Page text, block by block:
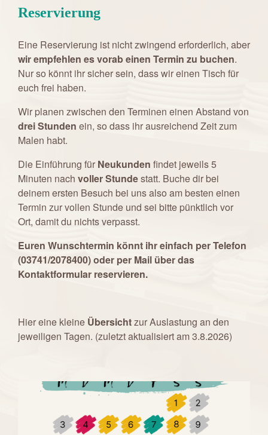
Reservierung
Eine Reservierung ist nicht zwingend erforderlich, aber
wir empfehlen es vorab einen Termin zu buchen.
Nur so könnt ihr sicher sein, dass wir einen Tisch für
euch frei haben.
Wir planen zwischen den Terminen einen Abstand von
drei Stunden ein, so dass ihr ausreichend Zeit zum
Malen habt.
Die Einführung für Neukunden findet jeweils 5
Minuten nach voller Stundestatt. Buche dir bei
deinem ersten Besuch bei uns also am besten einen
Termin zur vollen Stunde und sei bitte pünktlich vor
Ort, damit du nichts verpasst.
Euren Wunschtermin könnt ihr einfach perTelefon
(03741/2078400) oder per Mail über das
Kontaktformular reservieren.
Hier eine kleine Übersichtzur Auslastung an den
jeweiligen Tagen. (zuletzt aktualisiert am 3.8.2026)